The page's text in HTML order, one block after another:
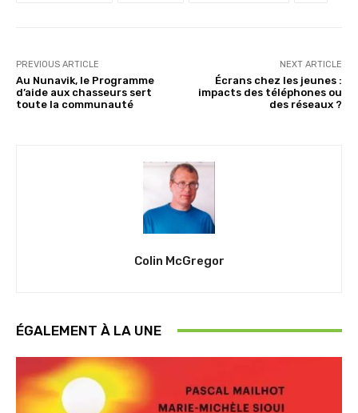
PREVIOUS ARTICLE
Au Nunavik, le Programme
d’aide aux chasseurs sert
toute la communauté
NEXT ARTICLE
Écrans chez les jeunes :
impacts des téléphones ou
des réseaux ?
Colin McGregor
ÉGALEMENT À LA UNE